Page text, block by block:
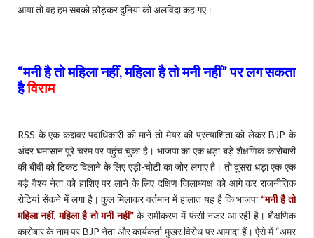
आया तो वह हम सबको छोड़कर दुनिया को अलविदा कह गए।
“मनी है तो महिला नहीं, महिला है तो मनी नहीं”पर लग सकता
हैविराम
RSS के एक कद्दावर पदाधिकारी की मानें तो मेयर की प्रत्याशिता को लेकर BJP के
अंदर घमासान पूरे चरम पर पहुंच चुका है। भाजपा का एक धड़ा बड़े शैक्षणिक कारोबारी
की बीवी को टिकट दिलाने के लिए एड़ी-चोटी का जोर लगाए है। तो दूसरा धड़ा एक एक
बड़े वैश्य नेता को हाशिए पर लाने के लिए दक्षिण जिलाध्यक्ष को आगे कर राजनीतिक
रोटियां सेंकने में लगा है। कुल मिलाकर वर्तमान में हालात यह है कि भाजपा “मनी है तो
महिला नहीं, महिला है तो मनी नहीं” के समीकरण में फंसी नजर आ रही है। शैक्षणिक
कारोबार के नाम पर BJP नेता और कार्यकर्ता मुखर विरोध पर आमादा हैं। ऐसे में “अमर